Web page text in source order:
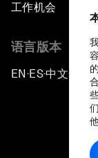
工作机会
语言版本
EN ▪ES▪中文▪ 日本